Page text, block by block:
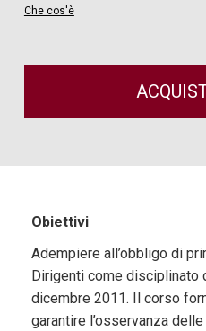
Che cos'è
Obiettivi
Adempiere all’obbligo di
Dirigenti come disciplinato
dicembre 2011. Il corso
garantire l’osservanza